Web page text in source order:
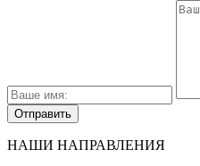
НАШИ НАПРАВЛЕНИЯ